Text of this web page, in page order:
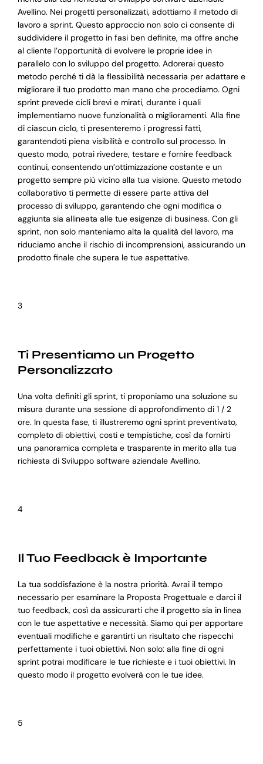
Avellino. Nei progetti personalizzati, adottiamo il metodo di
lavoro a sprint. Questo approccio non solo ci consente di
suddividere il progetto in fasi ben definite, ma offre anche
al cliente l’opportunità di evolvere le proprie idee in
parallelo con lo sviluppo del progetto. Adorerai questo
metodo perché ti dà la flessibilità necessaria per adattare e
migliorare il tuo prodotto man mano che procediamo. Ogni
sprint prevede cicli brevi e mirati, durante i quali
implementiamo nuove funzionalità o miglioramenti. Alla fine
di ciascun ciclo, ti presenteremo i progressi fatti,
garantendoti piena visibilità e controllo sul processo. In
questo modo, potrai rivedere, testare e fornire feedback
continui, consentendo un’ottimizzazione costante e un
progetto sempre più vicino alla tua visione. Questo metodo
collaborativo ti permette di essere parte attiva del
processo di sviluppo, garantendo che ogni modifica o
aggiunta sia allineata alle tue esigenze di business. Con gli
sprint, non solo manteniamo alta la qualità del lavoro, ma
riduciamo anche il rischio di incomprensioni, assicurando un
prodotto finale che supera le tue aspettative.
3
Ti Presentiamo un Progetto
Personalizzato
Una volta definiti gli sprint, ti proponiamo una soluzione su
misura durante una sessione di approfondimento di 1 / 2
ore. In questa fase, ti illustreremo ogni sprint preventivato,
completo di obiettivi, costi e tempistiche, così da fornirti
una panoramica completa e trasparente in merito alla tua
richiesta di Sviluppo software aziendale Avellino.
4
Il Tuo Feedback è Importante
La tua soddisfazione è la nostra priorità. Avrai il tempo
necessario per esaminare la Proposta Progettuale e darci il
tuo feedback, così da assicurarti che il progetto sia in linea
con le tue aspettative e necessità. Siamo qui per apportare
eventuali modifiche e garantirti un risultato che rispecchi
perfettamente i tuoi obiettivi. Non solo: alla fine di ogni
sprint potrai modificare le tue richieste e i tuoi obiettivi. In
questo modo il progetto evolverà con le tue idee.
5